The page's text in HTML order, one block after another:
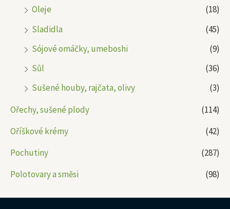
Oleje
(18)
Sladidla
(45)
Sójové omáčky, umeboshi
(9)
Sůl
(36)
Sušené houby, rajčata, olivy
(3)
Ořechy, sušené plody
(114)
Oříškové krémy
(42)
Pochutiny
(287)
Polotovary a směsi
(98)